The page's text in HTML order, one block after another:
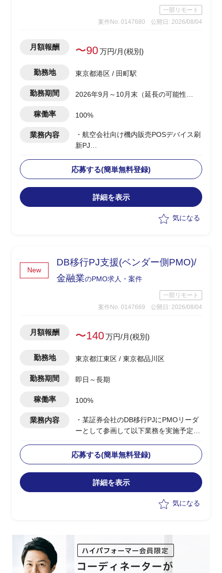
一部リモート
案件No. 0147680
公開日: 2026/08/04
月額報酬 〜90万円/月(税別)
勤務地 東京都港区 / 田町駅
勤務期間
2026年9月～10月末（延長の可能性あ
稼働率 100%
業務内容
・航空会社向け機内販売POSデバイス刷
新PJ
・以下の業務内容を実施予定
・モバイルオーダー導入に向けたコン
セプト資料作成、調査結果分析、要件管
理プロセス策定・要件管理テンプレート
・システムアーキテクチャ概要図作
・新POSデバイスへの移行計画策定、
端末・デバイス運用計画の検討を実施
成・維持管理（週次更新）、IT進捗報告
資料作成とステークホルダー報告を担当
応募する(簡単無料登録)
詳細を表示
気になる
New
DB移行PJ支援(ベンダー側PMO)/
金融業のPMO求人・案件
一部リモート
案件No. 0147669
公開日: 2026/08/04
月額報酬 〜140万円/月(税別)
勤務地 東京都江東区 / 東京都品川区
勤務期間 即日～長期
稼働率 100%
業務内容
・某証券会社のDB移行PJにPMOリーダ
ーとして参画して以下業務を実施予定
体の進捗管理/情報収集
-開発BP社の進捗状況/障害解消状況/移行
対応状況の総合的な管理
-製造/単体/結合/総合テスト(3パラレル進
-PJ運営ルールの策定/開発環境整備
応募する(簡単無料登録)
詳細を表示
気になる